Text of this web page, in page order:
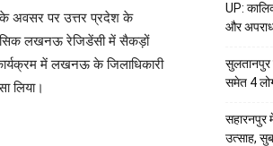
के अवसर पर उत्तर प्रदेश के
लखनऊ रेजिडेंसी में सैकड़ों
में लखनऊ के जिलाधिकारी
लिया।
UP:
और
सुलतानपुर
समेत 4
सहारनपुर
उत्साह,